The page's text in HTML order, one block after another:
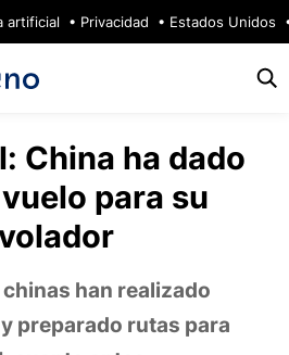
artificial Privacidad Estados Unidos
China ha dado
para su
han realizado
preparado rutas para